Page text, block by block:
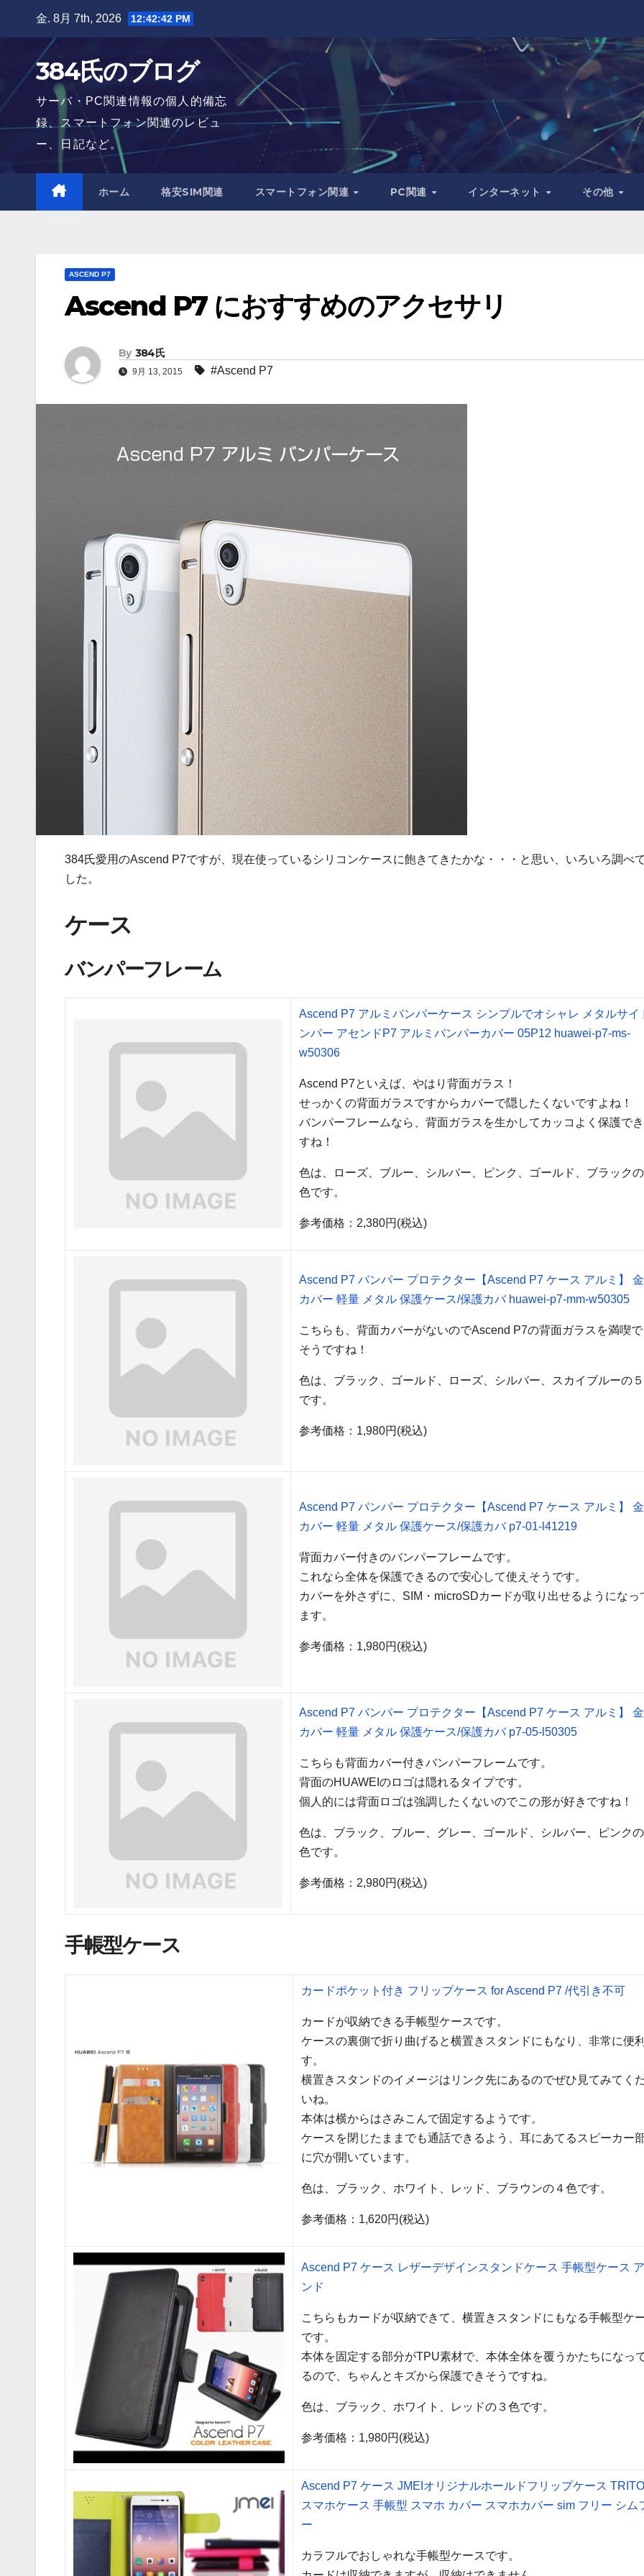
金. 8月 7th, 2026 12:42:43 PM
384氏のブログ
サーバ・PC関連情報の個人的備忘
録、スマートフォン関連のレビュ
ー、日記など。
ホーム 格安SIM関連 スマートフォン関連 PC関連 インターネット その他
ASCEND P7
Ascend P7 におすすめのアクセサリ
By 384氏
9月 13, 2015 #Ascend P7
384氏愛用のAscend P7ですが、現在使っているシリコンケースに飽きてきたかな・・・と思い、いろいろ調べ
した。
ケース
バンパーフレーム
Ascend P7 アルミバンパーケース シンプルでオシャレ メタルサイ
ンパー アセンドP7 アルミバンパーカバー 05P12 huawei-p7-ms-
w50306
Ascend P7といえば、やはり背面ガラス！
せっかくの背面ガラスですからカバーで隠したくないですよね！
バンパーフレームなら、背面ガラスを生かしてカッコよく保護で
すね！
色は、ローズ、ブルー、シルバー、ピンク、ゴールド、ブラック
色です。
参考価格：2,380円(税込)
Ascend P7 バンパー プロテクター【Ascend P7 ケース アルミ】
カバー 軽量 メタル 保護ケース/保護カバ huawei-p7-mm-w50305
こちらも、背面カバーがないのでAscend P7の背面ガラスを満喫
そうですね！
色は、ブラック、ゴールド、ローズ、シルバー、スカイブルーの
です。
参考価格：1,980円(税込)
Ascend P7 バンパー プロテクター【Ascend P7 ケース アルミ】
カバー 軽量 メタル 保護ケース/保護カバ p7-01-l41219
背面カバー付きのバンパーフレームです。
これなら全体を保護できるので安心して使えそうです。
カバーを外さずに、SIM・microSDカードが取り出せるようになっ
ます。
参考価格：1,980円(税込)
Ascend P7 バンパー プロテクター【Ascend P7 ケース アルミ】
カバー 軽量 メタル 保護ケース/保護カバ p7-05-l50305
こちらも背面カバー付きバンパーフレームです。
背面のHUAWEIのロゴは隠れるタイプです。
個人的には背面ロゴは強調したくないのでこの形が好きですね！
色は、ブラック、ブルー、グレー、ゴールド、シルバー、ピンク
色です。
参考価格：2,980円(税込)
手帳型ケース
カードポケット付き フリップケース for Ascend P7 /代引き不可
カードが収納できる手帳型ケースです。
ケースの裏側で折り曲げると横置きスタンドにもなり、非常に便
す。
横置きスタンドのイメージはリンク先にあるのでぜひ見てみてく
いね。
本体は横からはさみこんで固定するようです。
ケースを閉じたままでも通話できるよう、耳にあてるスピーカー
に穴が開いています。
色は、ブラック、ホワイト、レッド、ブラウンの４色です。
参考価格：1,620円(税込)
Ascend P7 ケース レザーデザインスタンドケース 手帳型ケース
ンド
こちらもカードが収納できて、横置きスタンドにもなる手帳型ケ
です。
本体を固定する部分がTPU素材で、本体全体を覆うかたちになっ
るので、ちゃんとキズから保護できそうですね。
色は、ブラック、ホワイト、レッドの３色です。
参考価格：1,980円(税込)
Ascend P7 ケース JMEIオリジナルホールドフリップケース
スマホケース 手帳型 スマホ カバー スマホカバー sim フリー シム
ー
カラフルでおしゃれな手帳型ケースです。